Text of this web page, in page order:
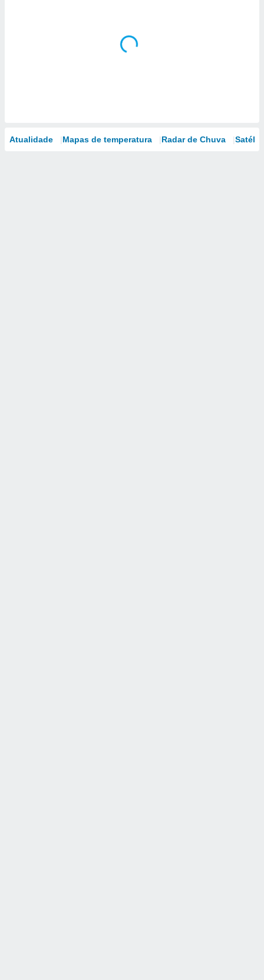
Atualidade Mapas de temperatura Radar de Chuva